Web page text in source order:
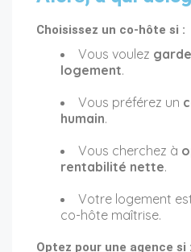
Choisissez un co-hôte si :
Vous voulez
logement.
Vous préférez un
humain.
Vous cherchez à
rentabilité nette.
Votre logement
co-hôte maîtrise.
Optez pour une agence si :